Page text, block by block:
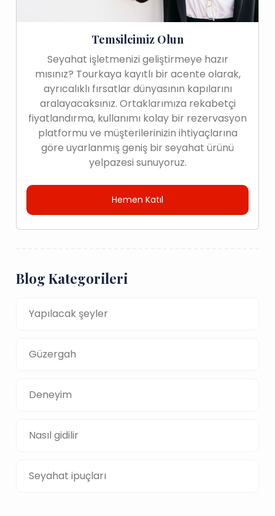
Temsilcimiz Olun
Seyahat işletmenizi geliştirmeye hazır
mısınız? Tourkaya kayıtlı bir acente olarak,
ayrıcalıklı fırsatlar dünyasının kapılarını
aralayacaksınız. Ortaklarımıza rekabetçi
fiyatlandırma, kullanımı kolay bir rezervasyon
platformu ve müşterilerinizin ihtiyaçlarına
göre uyarlanmış geniş bir seyahat ürünü
yelpazesi sunuyoruz.
Hemen Katıl
Blog Kategorileri
Yapılacak şeyler
Güzergah
Deneyim
Nasıl gidilir
Seyahat ipuçları